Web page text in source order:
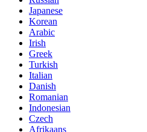
Japanese
Korean
Arabic
Irish
Greek
Turkish
Italian
Danish
Romanian
Indonesian
Czech
Afrikaans